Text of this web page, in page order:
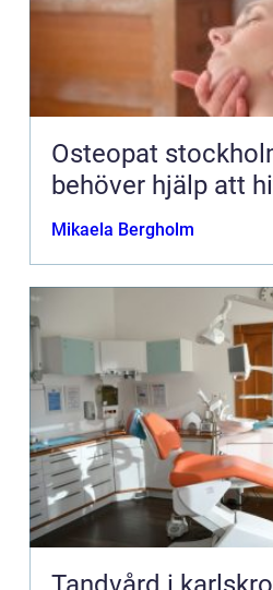
Osteopat stockholm när
behöver hjälp att
Mikaela Bergholm